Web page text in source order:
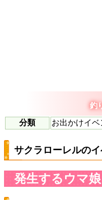
釣
分類 お出かけイベ
サクラローレルの
発生するウマ